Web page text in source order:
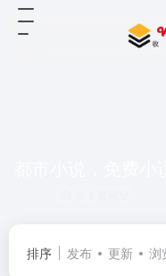
排序 发布 更新 浏